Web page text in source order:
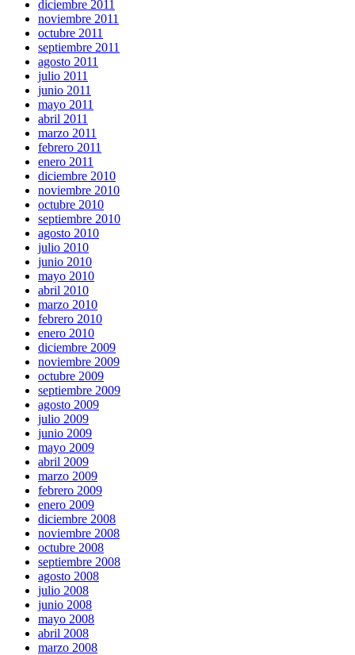
diciembre 2011
noviembre 2011
octubre 2011
septiembre 2011
agosto 2011
julio 2011
junio 2011
mayo 2011
abril 2011
marzo 2011
febrero 2011
enero 2011
diciembre 2010
noviembre 2010
octubre 2010
septiembre 2010
agosto 2010
julio 2010
junio 2010
mayo 2010
abril 2010
marzo 2010
febrero 2010
enero 2010
diciembre 2009
noviembre 2009
octubre 2009
septiembre 2009
agosto 2009
julio 2009
junio 2009
mayo 2009
abril 2009
marzo 2009
febrero 2009
enero 2009
diciembre 2008
noviembre 2008
octubre 2008
septiembre 2008
agosto 2008
julio 2008
junio 2008
mayo 2008
abril 2008
marzo 2008